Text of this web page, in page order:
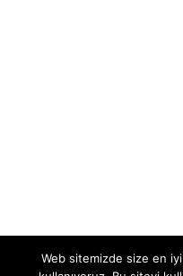
Web sitemizde size en